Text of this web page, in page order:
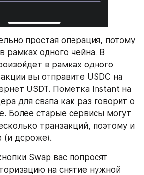
простая операция, потому
рамках одного чейна. В
в рамках одного
вы отправите USDC на
USDT. Пометка Instant на
для свапа как раз говорит о
Более старые сервисы могут
транзакций, поэтому и
(и дороже).
Swap вас попросят
на снятие нужной